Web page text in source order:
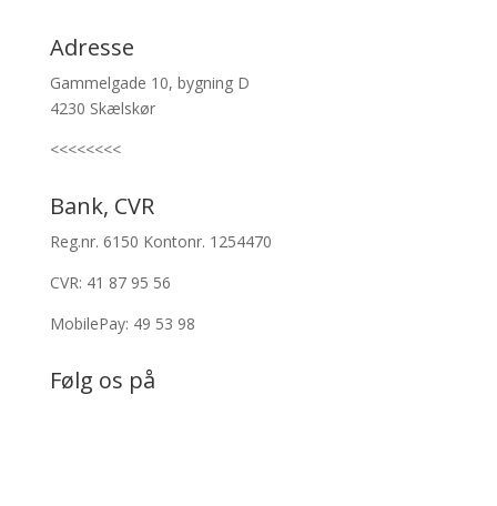
Adresse
Gammelgade 10, bygning D
4230 Skælskør
<<<<<<<<
Bank, CVR
Reg.nr. 6150 Kontonr. 1254470
CVR: 41 87 95 56
MobilePay: 49 53 98
Følg os på